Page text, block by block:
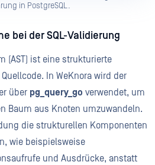
in PostgreSQL.
bei der SQL-Validierung
(AST) ist eine strukturierte
In WeKnora wird der
über pg_query_go verwendet, um
Baum aus Knoten umzuwandeln.
die strukturellen Komponenten
wie beispielsweise
und Ausdrücke, anstatt